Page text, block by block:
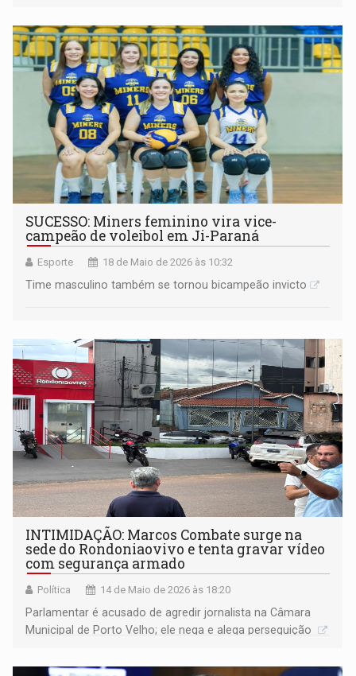
SUCESSO: Miners feminino vira vice-
campeão de voleibol em Ji-Paraná
Esporte 18 de Maio de 2026 às 10:32
Time masculino também se tornou bicampeão invicto
INTIMIDAÇÃO: Marcos Combate surge na
sede do Rondoniaovivo e tenta gravar vídeo
com segurança armado
Política 14 de Maio de 2026 às 18:20
Parlamentar é acusado de agredir jornalista na Câmara
Municipal de Porto Velho; ele nega e alega perseguição